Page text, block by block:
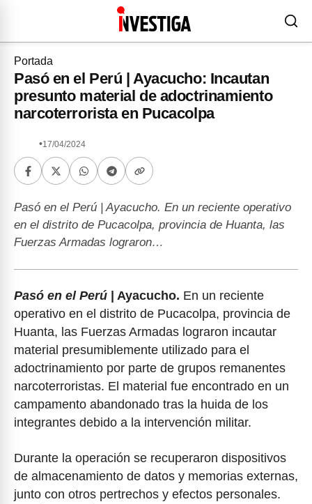
Portada
Pasó en el Perú | Ayacucho: Incautan
presunto material de adoctrinamiento
narcoterrorista en Pucacolpa
•17/04/2024
Pasó en el Perú | Ayacucho. En un reciente operativo
en el distrito de Pucacolpa, provincia de Huanta, las
Fuerzas Armadas lograron…
Pasó en el Perú | Ayacucho. En un reciente
operativo en el distrito de Pucacolpa, provincia de
Huanta, las Fuerzas Armadas lograron incautar
material presumiblemente utilizado para el
adoctrinamiento por parte de grupos remanentes
narcoterroristas. El material fue encontrado en un
campamento abandonado tras la huida de los
integrantes debido a la intervención militar.
Durante la operación se recuperaron dispositivos
de almacenamiento de datos y memorias externas,
junto con otros pertrechos y efectos personales.